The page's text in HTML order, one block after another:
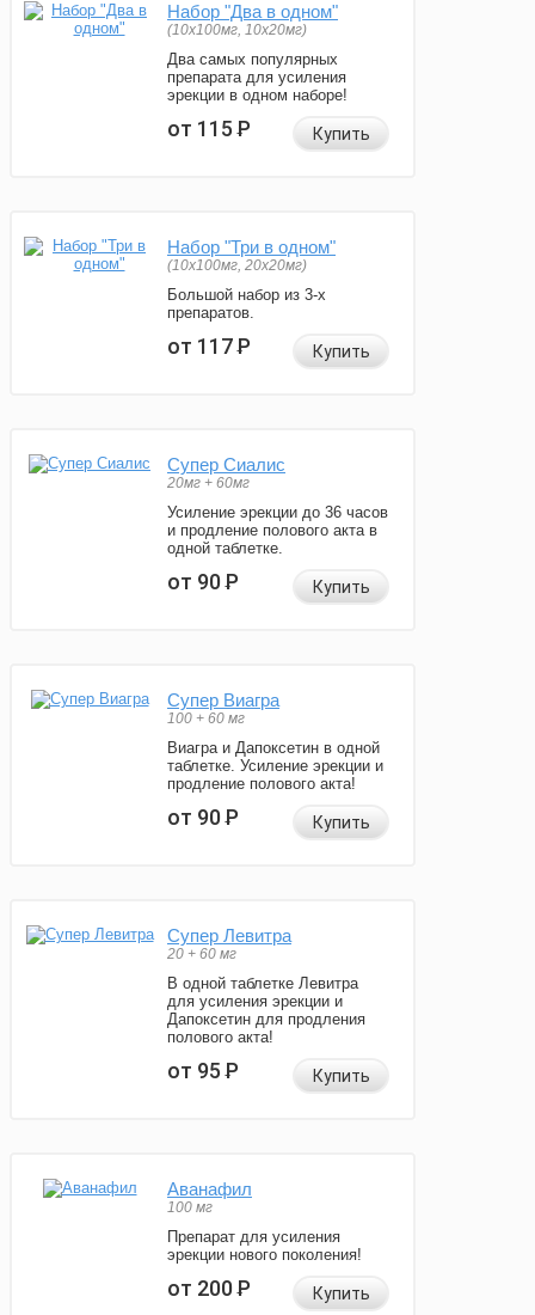
Набор "Два в одном"
(10x100мг, 10x20мг)
Два самых популярных
препарата для усиления
эрекции в одном наборе!
от 115Р Купить
Набор "Три в одном"
(10x100мг, 20x20мг)
Большой набор из 3-х
препаратов.
от 117Р Купить
Супер Сиалис
20мг + 60мг
Усиление эрекции до 36 часов
и продление полового акта в
одной таблетке.
от 90Р Купить
Супер Виагра
100 + 60 мг
Виагра и Дапоксетин в одной
таблетке. Усиление эрекции и
продление полового акта!
от 90Р Купить
Супер Левитра
20 + 60 мг
В одной таблетке Левитра
для усиления эрекции и
Дапоксетин для продления
полового акта!
от 95Р Купить
Аванафил
100 мг
Препарат для усиления
эрекции нового поколения!
от 200Р Купить